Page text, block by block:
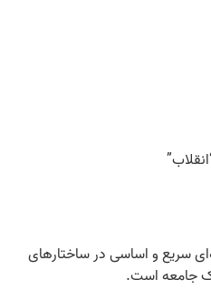
سریع و اساسی در ساختارهای
جامعه است.